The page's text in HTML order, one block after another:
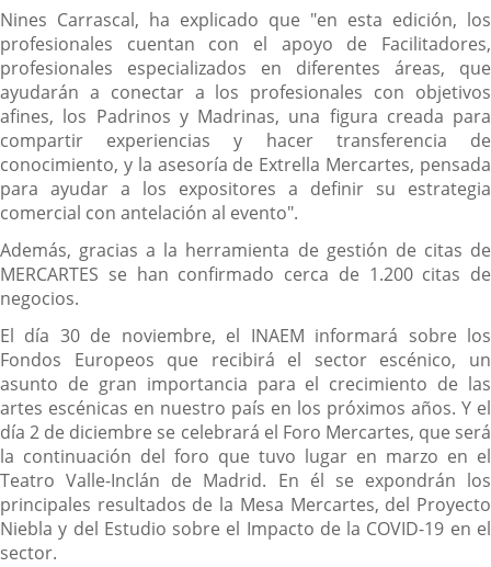
Nines Carrascal, ha explicado que "en esta edición, los
profesionales cuentan con el apoyo de Facilitadores,
profesionales especializados en diferentes áreas, que
ayudarán a conectar a los profesionales con objetivos
afines, los Padrinos y Madrinas, una figura creada para
compartir experiencias y hacer transferencia de
conocimiento, y la asesoría de Extrella Mercartes, pensada
para ayudar a los expositores a definir su estrategia
comercial con antelación al evento".
Además, gracias a la herramienta de gestión de citas de
MERCARTES se han confirmado cerca de 1.200 citas de
negocios.
El día 30 de noviembre, el INAEM informará sobre los
Fondos Europeos que recibirá el sector escénico, un
asunto de gran importancia para el crecimiento de las
artes escénicas en nuestro país en los próximos años. Y el
día 2 de diciembre se celebrará el Foro Mercartes, que será
la continuación del foro que tuvo lugar en marzo en el
Teatro Valle-Inclán de Madrid. En él se expondrán los
principales resultados de la Mesa Mercartes, del Proyecto
Niebla y del Estudio sobre el Impacto de la COVID-19 en el
sector.